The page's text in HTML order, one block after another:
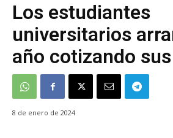
Los estudiantes
universitarios
año cotizando
8 de enero de 2024